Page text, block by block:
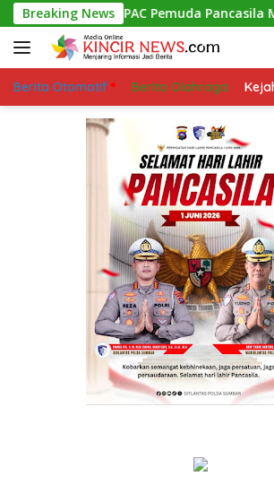
Skip
to
content
Breaking News
PAC Pemuda Pancasila Medan
Berita Otomotif Berita Olahraga